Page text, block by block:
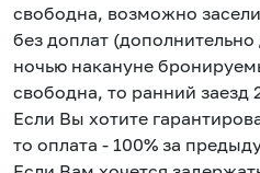
свободна, возможно
без доплат
ночью накануне
свободна, то ранний заезд
Если Вы хотите
то оплата - 100% за